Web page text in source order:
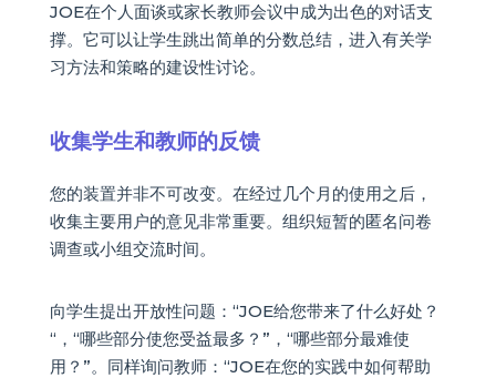
JOE在个人面谈或家长教师会议中成为出色的对话支
撑。它可以让学生跳出简单的分数总结，进入有关学
习方法和策略的建设性讨论。
收集学生和教师的反馈
您的装置并非不可改变。在经过几个月的使用之后，
收集主要用户的意见非常重要。组织短暂的匿名问卷
调查或小组交流时间。
向学生提出开放性问题：“JOE给您带来了什么好处？
“，“哪些部分使您受益最多？”，“哪些部分最难使
用？”。同样询问教师：“JOE在您的实践中如何帮助